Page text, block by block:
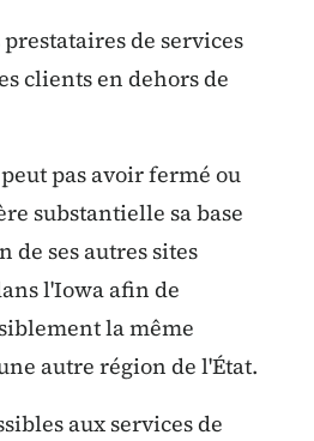
de services
clients en dehors de
pas avoir fermé ou
substantielle sa base
de ses autres sites
l'Iowa afin de
la même
autre région de l'État.
aux services de